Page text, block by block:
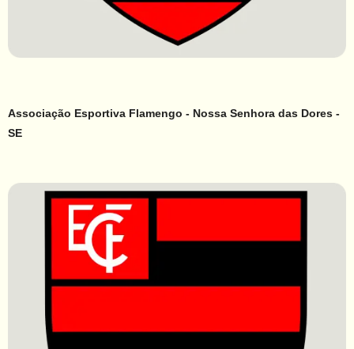
Associação Esportiva Flamengo - Nossa Senhora das Dores -
SE